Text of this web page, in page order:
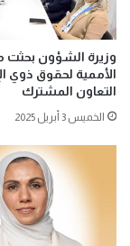
وزيرة الشؤون بحثت
الأممية لحقوق ذوي
التعاون المشترك
الخميس 3 أبريل 2025